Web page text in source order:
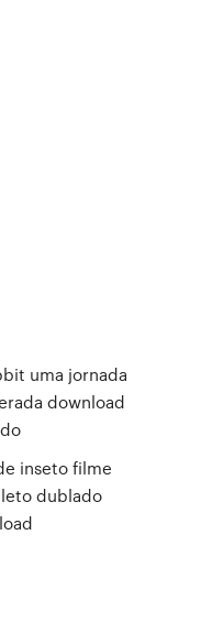
uma jornada
download
inseto filme
dublado